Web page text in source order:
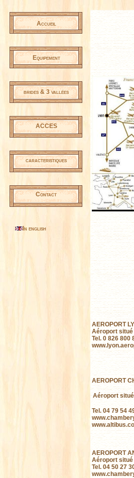
Accueil
Equipement
brides & 3 vallées
ACCES
caracteristiques
Contact
In english
AEROPORT
Aéroport situé
Tel. 0 826 800
AEROPORT
Aéroport
Tel. 04 79 54
AEROPORT
Aéroport situé
Tel. 04 50 27